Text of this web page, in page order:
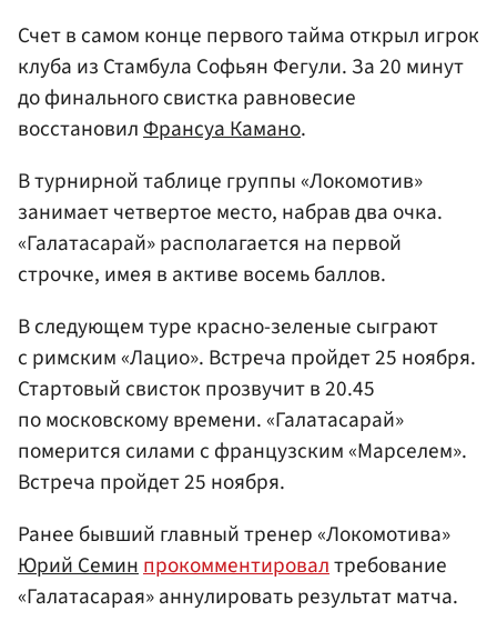
Счет в самом конце первого тайма открыл игрок
клуба из Стамбула Софьян Фегули. За 20 минут
до финального свистка равновесие
восстановилФрансуа Камано.
В турнирной таблице группы «Локомотив»
занимает четвертое место, набрав два очка.
«Галатасарай» располагается на первой
строчке, имея в активе восемь баллов.
В следующем туре красно-зеленые сыграют
с римским «Лацио». Встреча пройдет 25 ноября.
Стартовый свисток прозвучит в 20.45
по московскому времени. «Галатасарай»
померится силами с французским «Марселем».
Встреча пройдет 25 ноября.
Ранее бывший главный тренер «Локомотива»
Юрий Семинпрокомментировалтребование
«Галатасарая» аннулировать результат матча.